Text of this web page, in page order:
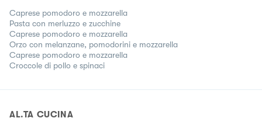
Caprese pomodoro e mozzarella
Pasta con merluzzo e zucchine
Caprese pomodoro e mozzarella
Orzo con melanzane, pomodorini e mozzarella
Caprese pomodoro e mozzarella
Croccole di pollo e spinaci
AL.TA CUCINA